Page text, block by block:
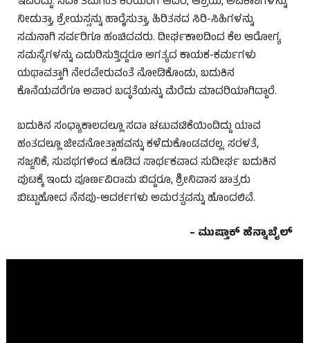
ನೀಡುತ್ತಾ, ಶ್ರೇಯಸ್ಸನ್ನು ಹಾರೈಸುತ್ತಾ, ಹಿರಿತನದ ಸಿರಿ-ಸಿಹಿಗಳನ್ನು
ಸಮನಾಗಿ ಸರ್ವರಿಗೂ ಹಂಚಿದವರು. ದೀರ್ಘಕಾಲದಿಂದ ಕೆಲ ಆರೋಗ್ಯ
ಸಮಸ್ಯೆಗಳನ್ನು ಎದುರಿಸುತ್ತಿದ್ದರೂ ಅಗತ್ಯದ ಕಾಯಕ-ಕರ್ಮಗಳು
ಯಥಾವತ್ತಾಗಿ ನೇರವೇರುವಂತೆ ನೋಡಿಕೊಂಡು, ಬದುಕಿನ
ಕೊನೆಯವರೆಗೂ ಅಪಾರ ಬದ್ಧತೆಯನ್ನು ಮೆರೆದು ಮಾದರಿಯಾಗಿದ್ದಾರೆ.
ಬದುಕಿನ ಸಂಧ್ಯಾಕಾಲದಲ್ಲೂ ಸದಾ ಚಟುವಟಿಕೆಯಿಂದಿದ್ದು ಯಾವ
ಹಂತದಲ್ಲೂ ಜೀವನೋತ್ಸಾಹವನ್ನು ಕಳೆದುಕೊಂಡವರಲ್ಲ. ಸರಳತೆ,
ಸಜ್ಜನಿಕೆ, ಸುಪಥಗಳಿಂದ ಕೂಡಿದ ಸಾರ್ಥಕವಾದ ಸುದೀರ್ಘ ಬದುಕಿನ
ಪುಟಕ್ಕೆ ಇಂದು ಪೂರ್ಣವಿರಾಮ ಬಿದ್ದರೂ, ಶ್ರೀನಿವಾಸ ಚಾತ್ರರು
ಬಿಟ್ಟುಹೋದ ನೆನಪು-ಆದರ್ಶಗಳು ಅಮರತ್ವವನ್ನು ಹೊಂದಲಿವೆ.
– ಮುಷ್ತಾಕ್ ಹೆನ್ನಾಬೈಲ್